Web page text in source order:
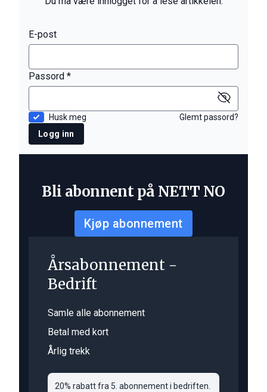
E-post
Passord *
Husk meg
Glemt passord?
Logg inn
Bli abonnent på NETT NO
Kjøp abonnement
Årsabonnement -
Bedrift
Samle alle abonnement
Betal med kort
Årlig trekk
20% rabatt fra 5. abonnement i bedriften.